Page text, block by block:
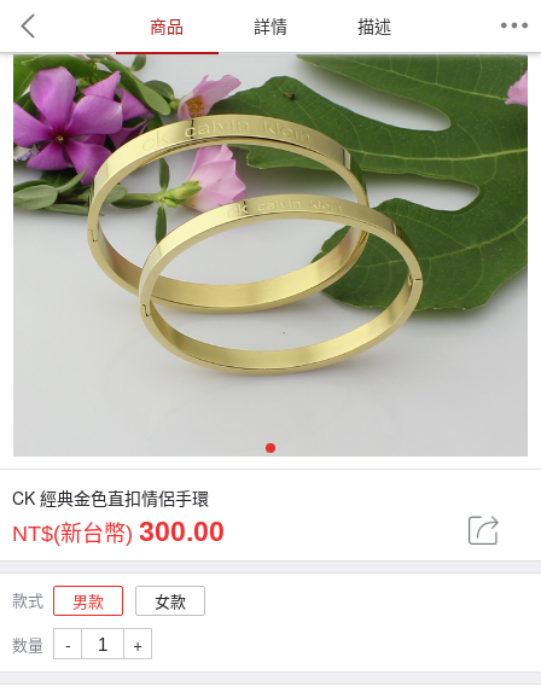
商品 詳情 描述
1
CK 經典金色直扣情侶手環
NT$(新台幣) 300.00
款式 男款
女款
数量
- +